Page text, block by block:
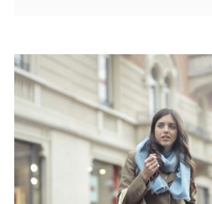
Robo-Advisor –
Anlagestrategien und ihr
Portfoliomanagement
4
Insurtech – Innovationen
im Versicherungsbereich